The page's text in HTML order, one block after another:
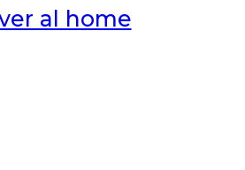
al home